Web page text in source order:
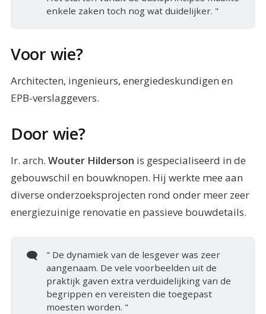
enkele zaken toch nog wat duidelijker. "
Voor wie?
Architecten, ingenieurs, energiedeskundigen en
EPB-verslaggevers.
Door wie?
Ir. arch. Wouter Hilderson is gespecialiseerd in de
gebouwschil en bouwknopen. Hij werkte mee aan
diverse onderzoeksprojecten rond onder meer zeer
energiezuinige renovatie en passieve bouwdetails.
🗨️
" De dynamiek van de lesgever was zeer
aangenaam. De vele voorbeelden uit de
praktijk gaven extra verduidelijking van de
begrippen en vereisten die toegepast
moesten worden. "